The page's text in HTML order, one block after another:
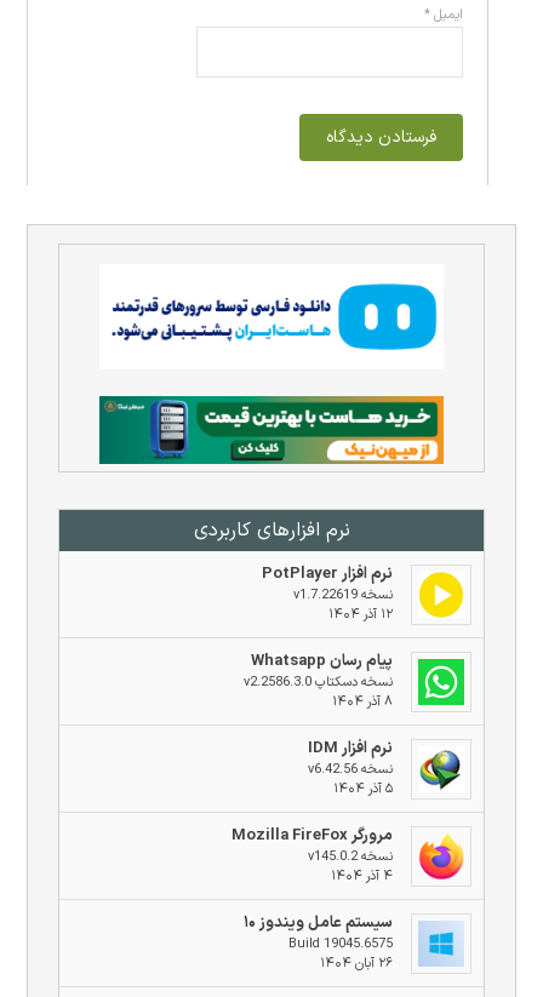
نرم افزار‌های کاربردی
نرم افزار PotPlayer
نسخه v1.7.22619
۱۲ آذر ۱۴۰۴
پیام رسان Whatsapp
نسخه دسکتاپ v2.2586.3.0
۸ آذر ۱۴۰۴
نرم افزار IDM
نسخه v6.42.56
۵ آذر ۱۴۰۴
مرورگر Mozilla FireFox
نسخه v145.0.2
۴ آذر ۱۴۰۴
سیستم عامل ویندوز ۱۰
Build 19045.6575
۲۶ آبان ۱۴۰۴
ایمیل*